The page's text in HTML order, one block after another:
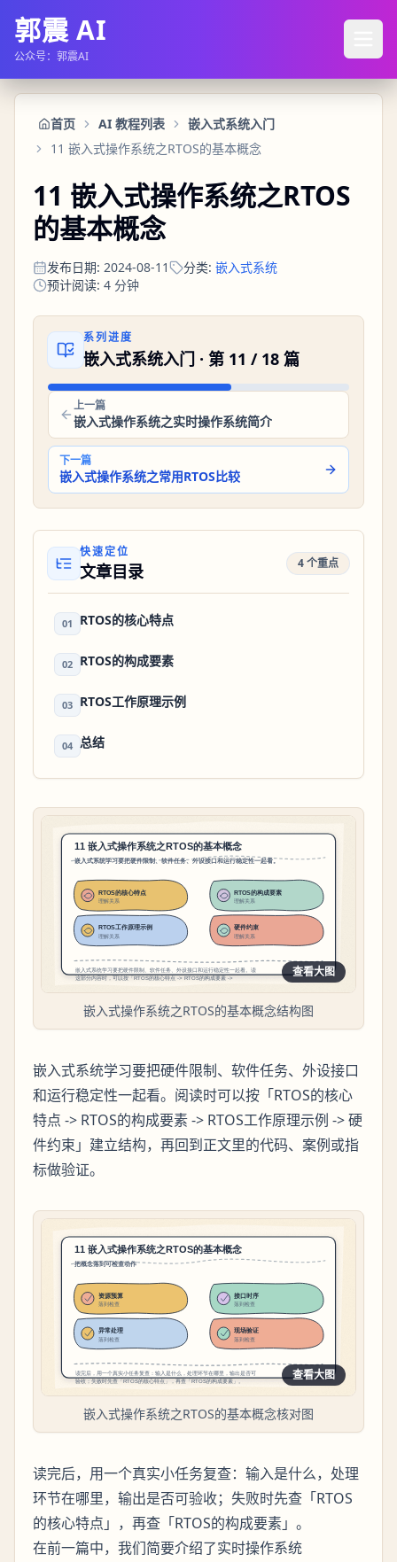
郭震 AI
公众号：郭震AI
首页 AI 教程列表
嵌入式系统入门
11 嵌入式操作系统之RTOS的基本概念
11 嵌入式操作系统之RTOS
的基本概念
发布日期: 2024-08-11 分类: 嵌入式系统
预计阅读: 4 分钟
系列进度
嵌入式系统入门 · 第 11 / 18 篇
上一篇
嵌入式操作系统之实时操作系统简介
下一篇
嵌入式操作系统之常用RTOS比较
快速定位
文章目录 4 个重点
01 RTOS的核心特点
02 RTOS的构成要素
03 RTOS工作原理示例
04 总结
查看大图
嵌入式操作系统之RTOS的基本概念结构图
嵌入式系统学习要把硬件限制、软件任务、外设接口
和运行稳定性一起看。阅读时可以按「RTOS的核心
特点 -> RTOS的构成要素 -> RTOS工作原理示例 -> 硬
件约束」建立结构，再回到正文里的代码、案例或指
标做验证。
查看大图
嵌入式操作系统之RTOS的基本概念核对图
读完后，用一个真实小任务复查：输入是什么，处理
环节在哪里，输出是否可验收；失败时先查「RTOS
的核心特点」，再查「RTOS的构成要素」。
在前一篇中，我们简要介绍了实时操作系统